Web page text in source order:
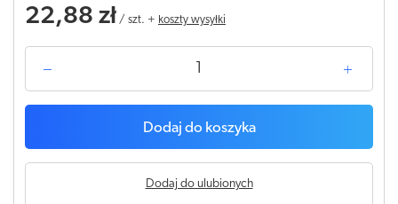
22,88 zł / szt. + koszty wysyłki
Dodaj do koszyka
Dodaj do ulubionych